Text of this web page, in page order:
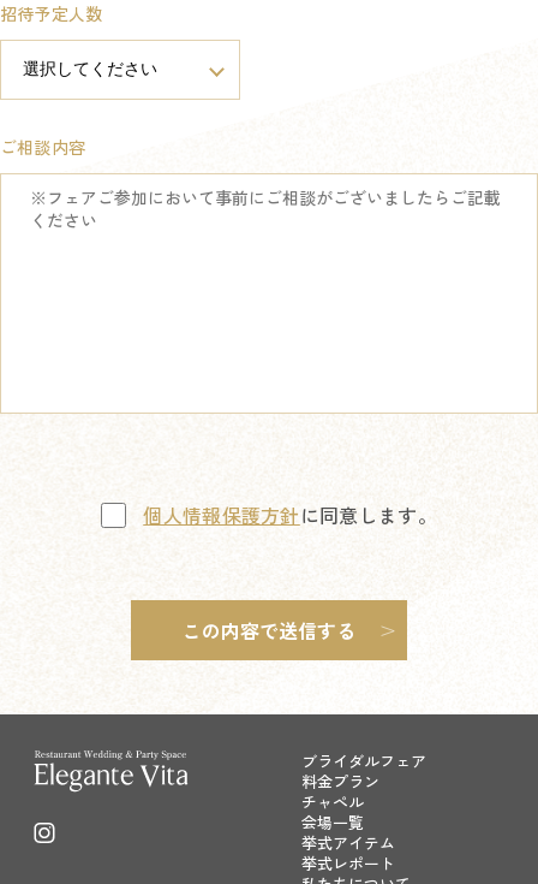
招待予定人数
ご相談内容
個人情報保護方針に同意します。
ブライダルフェア
料金プラン
チャペル
会場一覧
挙式アイテム
挙式レポート